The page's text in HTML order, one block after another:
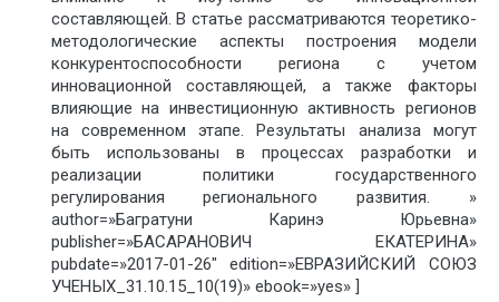
составляющей. В статье рассматриваются теоретико-
методологические аспекты построения модели
конкурентоспособности региона с учетом
инновационной составляющей, а также факторы
влияющие на инвестиционную активность регионов
на современном этапе. Результаты анализа могут
быть использованы в процессах разработки и
реализации политики государственного
регулирования регионального развития. »
author=»Багратуни Каринэ Юрьевна»
publisher=»БАСАРАНОВИЧ ЕКАТЕРИНА»
pubdate=»2017-01-26″ edition=»ЕВРАЗИЙСКИЙ СОЮЗ
УЧЕНЫХ_31.10.15_10(19)» ebook=»yes» ]